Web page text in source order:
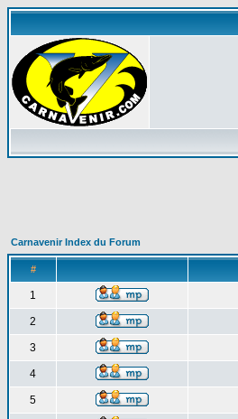
Carnavenir Index du Forum
#
1
2
3
4
5